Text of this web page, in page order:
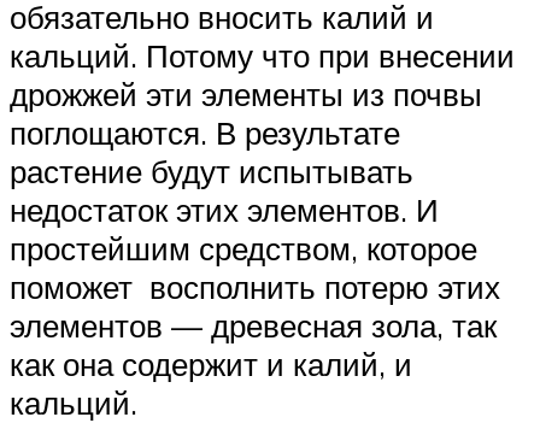
обязательно вносить калий и
кальций. Потому что при внесении
дрожжей эти элементы из почвы
поглощаются. В результате
растение будут испытывать
недостаток этих элементов. И
простейшим средством, которое
поможет восполнить потерю этих
элементов — древесная зола, так
как она содержит и калий, и
кальций.